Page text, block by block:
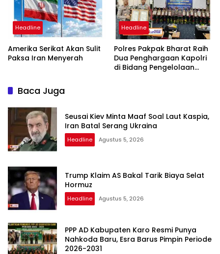
Headline
Amerika Serikat Akan Sulit
Paksa Iran Menyerah
Headline
Polres Pakpak Bharat Raih
Dua Penghargaan Kapolri
di Bidang Pengelolaan
Baca Juga
Seusai Kiev Minta Maaf Soal Laut Kaspia,
Iran Batal Serang Ukraina
Headline Agustus 5, 2026
Trump Klaim AS Bakal Tarik Biaya Selat
Hormuz
Headline Agustus 5, 2026
PPP AD Kabupaten Karo Resmi Punya
Nahkoda Baru, Esra Barus Pimpin Periode
2026-2031